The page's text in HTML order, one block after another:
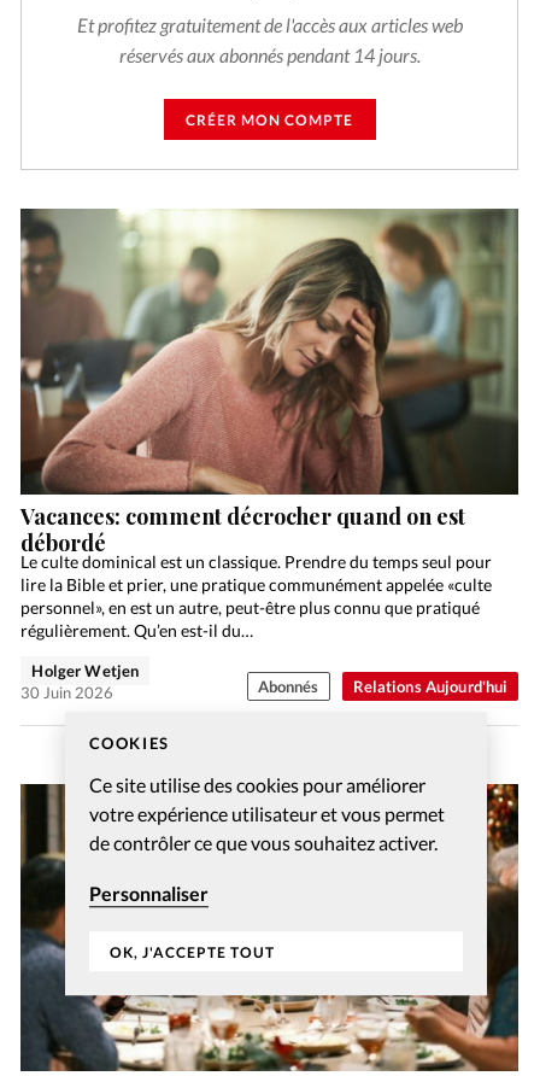
COOKIES
Ce site utilise des cookies pour améliorer
votre expérience utilisateur et vous permet
de contrôler ce que vous souhaitez activer.
Personnaliser
OK, J'ACCEPTE TOUT
Et profitez gratuitement de l'accès aux articles web
réservés aux abonnés pendant 14 jours.
CRÉER MON COMPTE
Relations Aujourd'hui
Vacances: comment décrocher quand on est
débordé
Le culte dominical est un classique. Prendre du temps seul pour
lire la Bible et prier, une pratique communément appelée «culte
personnel», en est un autre, peut-être plus connu que pratiqué
régulièrement. Qu’en est-il du…
Holger Wetjen
30 Juin 2026
Abonnés